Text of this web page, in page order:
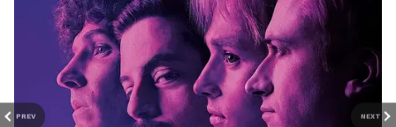
PREV NEXT